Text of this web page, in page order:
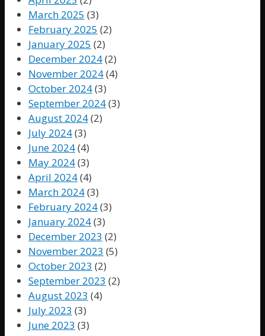
March 2025 (3)
February 2025 (2)
January 2025 (2)
December 2024(2)
November 2024(4)
October 2024(3)
September 2024(3)
August 2024(2)
July 2024(3)
June 2024(4)
May 2024(3)
April 2024(4)
March 2024(3)
February 2024(3)
January 2024(3)
December 2023 (2)
November 2023 (5)
October 2023 (2)
September 2023 (2)
August 2023 (4)
July 2023 (3)
June 2023 (3)